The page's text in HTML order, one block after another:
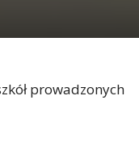
prowadzonych